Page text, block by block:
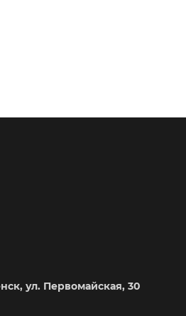
ул. Первомайская, 30